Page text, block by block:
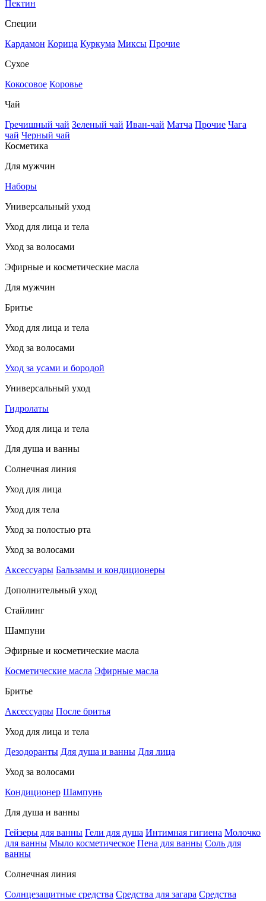
Пектин
Специи
Кардамон Корица Куркума Миксы Прочие
Сухое
Кокосовое Коровье
Чай
Гречишный чай Зеленый чай Иван-чай Матча Прочие Чага
чай Черный чай
Косметика
Для мужчин
Наборы
Универсальный уход
Уход для лица и тела
Уход за волосами
Эфирные и косметические масла
Для мужчин
Бритье
Уход для лица и тела
Уход за волосами
Уход за усами и бородой
Универсальный уход
Гидролаты
Уход для лица и тела
Для душа и ванны
Солнечная линия
Уход для лица
Уход для тела
Уход за полостью рта
Уход за волосами
Аксессуары Бальзамы и кондиционеры
Дополнительный уход
Стайлинг
Шампуни
Эфирные и косметические масла
Косметические масла Эфирные масла
Бритье
Аксессуары После бритья
Уход для лица и тела
Дезодоранты Для душа и ванны Для лица
Уход за волосами
Кондиционер Шампунь
Для душа и ванны
Гейзеры для ванны Гели для душа Интимная гигиена Молочко
для ванны Мыло косметическое Пена для ванны Соль для
ванны
Солнечная линия
Солнцезащитные средства Средства для загара Средства